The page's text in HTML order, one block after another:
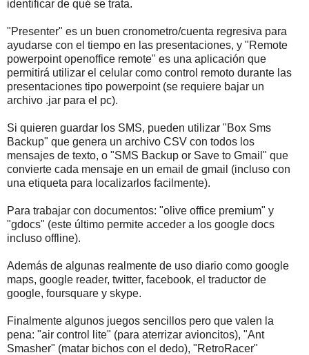
identificar de qué se trata.
"Presenter" es un buen cronometro/cuenta regresiva para
ayudarse con el tiempo en las presentaciones, y "Remote
powerpoint openoffice remote" es una aplicación que
permitirá utilizar el celular como control remoto durante las
presentaciones tipo powerpoint (se requiere bajar un
archivo .jar para el pc).
Si quieren guardar los SMS, pueden utilizar "Box Sms
Backup" que genera un archivo CSV con todos los
mensajes de texto, o "SMS Backup or Save to Gmail" que
convierte cada mensaje en un email de gmail (incluso con
una etiqueta para localizarlos facilmente).
Para trabajar con documentos: "olive office premium" y
"gdocs" (este último permite acceder a los google docs
incluso offline).
Además de algunas realmente de uso diario como google
maps, google reader, twitter, facebook, el traductor de
google, foursquare y skype.
Finalmente algunos juegos sencillos pero que valen la
pena: "air control lite" (para aterrizar avioncitos), "Ant
Smasher" (matar bichos con el dedo), "RetroRacer"